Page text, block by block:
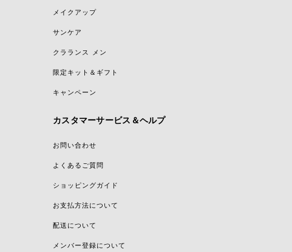
メイクアップ
サンケア
クラランス メン
限定キット＆ギフト
キャンペーン
カスタマーサービス＆ヘルプ
お問い合わせ
よくあるご質問
ショッピングガイド
お支払方法について
配送について
メンバー登録について